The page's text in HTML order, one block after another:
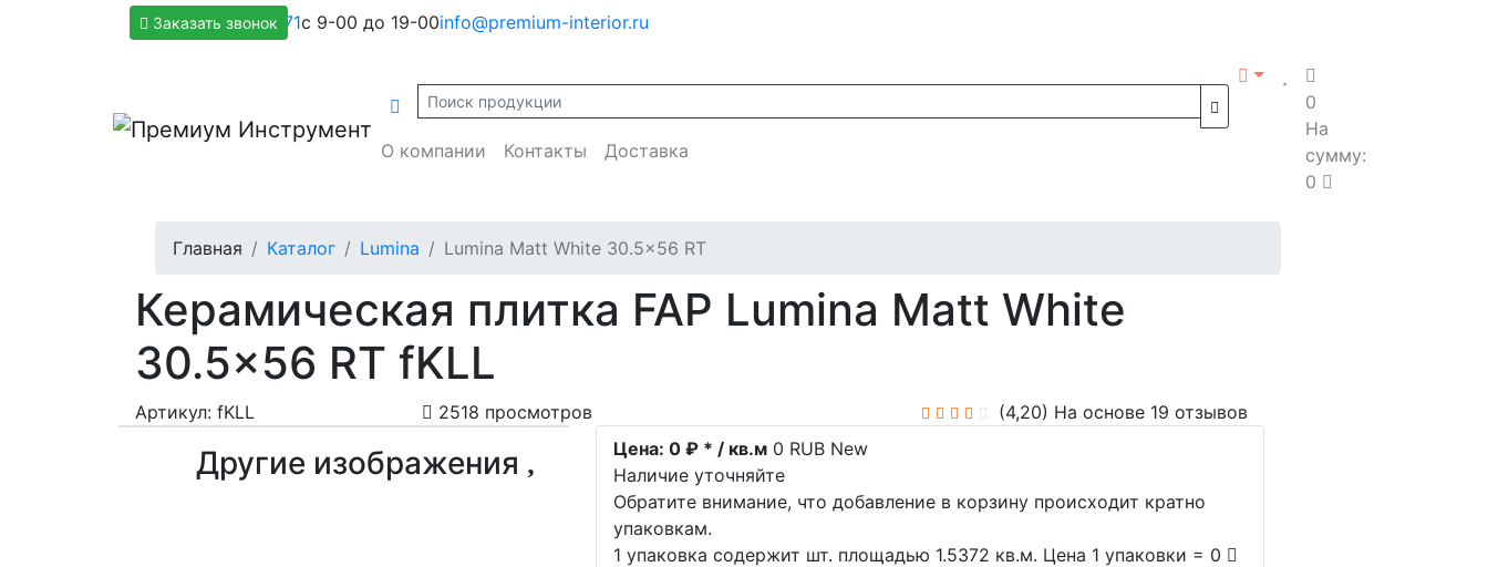
+7(800)500-1271с 9-00 до 19-00info@premium-interior.ru
Заказать звонок
О компании Контакты Доставка
0
На
сумму:
0
Главная Каталог Lumina Lumina Matt White 30.5x56 RT
Керамическая плитка FAP Lumina Matt White
30.5x56 RT fKLL
Артикул: fKLL 2518 просмотров (4,20) На основе 19 отзывов
Другие изображения Цена: 0 ₽ * / кв.м 0 RUB New
Наличие уточняйте
Обратите внимание, что добавление в корзину происходит кратно
упаковкам.
1 упаковка содержит шт. площадью 1.5372 кв.м. Цена 1 упаковки = 0